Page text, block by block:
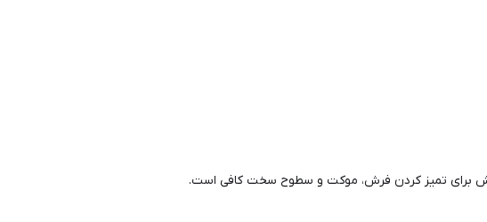
مکش برای تمیز کردن فرش، موکت و سطوح سخت کافی است.